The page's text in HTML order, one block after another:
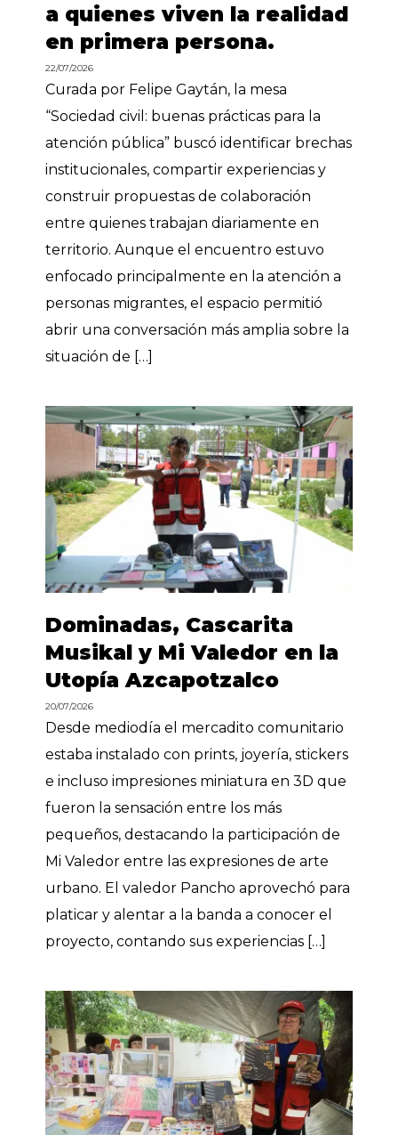
a quienes viven la realidad
en primera persona.
22/07/2026
Curada por Felipe Gaytán, la mesa
“Sociedad civil: buenas prácticas para la
atención pública” buscó identificar brechas
institucionales, compartir experiencias y
construir propuestas de colaboración
entre quienes trabajan diariamente en
territorio. Aunque el encuentro estuvo
enfocado principalmente en la atención a
personas migrantes, el espacio permitió
abrir una conversación más amplia sobre la
situación de […]
Dominadas, Cascarita
Musikal y Mi Valedor en la
Utopía Azcapotzalco
20/07/2026
Desde mediodía el mercadito comunitario
estaba instalado con prints, joyería, stickers
e incluso impresiones miniatura en 3D que
fueron la sensación entre los más
pequeños, destacando la participación de
Mi Valedor entre las expresiones de arte
urbano. El valedor Pancho aprovechó para
platicar y alentar a la banda a conocer el
proyecto, contando sus experiencias […]